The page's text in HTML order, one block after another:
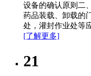
设备的确认原则二
药品装载、卸载的
处，灌封作业处等
[了解更多]
21